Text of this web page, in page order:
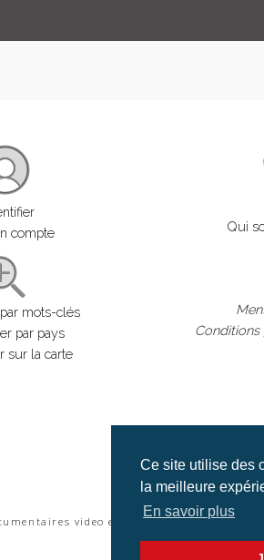
Ce site utilise des
la meilleure
En savoir plus
compte
mots-clés
par pays
sur la carte
Qui
Conditions
video et cinéma |